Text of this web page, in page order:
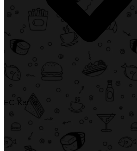
EC-Karte